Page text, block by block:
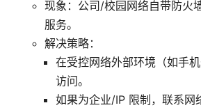
现象：公司/校园网络自带防火
服务。
解决策略：
在受控网络外部环境（如手
访问。
如果为企业/IP 限制，联系网